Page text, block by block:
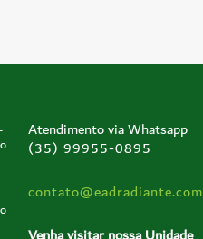
Atendimento via Whatsapp
(35) 99955-0895